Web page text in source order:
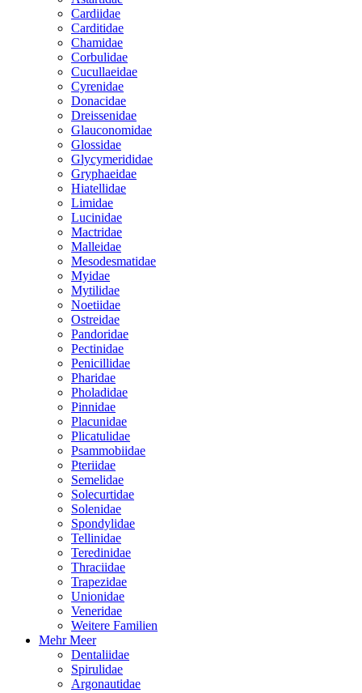
Cardiidae
Carditidae
Chamidae
Corbulidae
Cucullaeidae
Cyrenidae
Donacidae
Dreissenidae
Glauconomidae
Glossidae
Glycymerididae
Gryphaeidae
Hiatellidae
Limidae
Lucinidae
Mactridae
Malleidae
Mesodesmatidae
Myidae
Mytilidae
Noetiidae
Ostreidae
Pandoridae
Pectinidae
Penicillidae
Pharidae
Pholadidae
Pinnidae
Placunidae
Plicatulidae
Psammobiidae
Pteriidae
Semelidae
Solecurtidae
Solenidae
Spondylidae
Tellinidae
Teredinidae
Thraciidae
Trapezidae
Unionidae
Veneridae
Weitere Familien
Mehr Meer
Dentaliidae
Spirulidae
Argonautidae